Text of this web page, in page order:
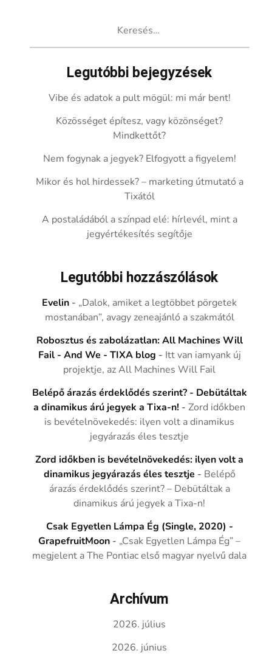
Legutóbbi bejegyzések
Vibe és adatok a pult mögül: mi már bent!
Közösséget építesz, vagy közönséget?
Mindkettőt?
Nem fogynak a jegyek? Elfogyott a figyelem!
Mikor és hol hirdessek? – marketing útmutató a
Tixától
A postaládából a színpad elé: hírlevél, mint a
jegyértékesítés segítője
Legutóbbi hozzászólások
Evelin - „Dalok, amiket a legtöbbet pörgetek
mostanában”, avagy zeneajánló a szakmától
Robosztus és zabolázatlan: All Machines Will
Fail - And We - TIXA blog - Itt van iamyank új
projektje, az All Machines Will Fail
Belépő árazás érdeklődés szerint? - Debütáltak
a dinamikus árú jegyek a Tixa-n! -Zord időkben
is bevételnövekedés: ilyen volt a dinamikus
jegyárazás éles tesztje
Zord időkben is bevételnövekedés: ilyen volt a
dinamikus jegyárazás éles tesztje - Belépő
árazás érdeklődés szerint? – Debütáltak a
dinamikus árú jegyek a Tixa-n!
Csak Egyetlen Lámpa Ég (Single, 2020) -
GrapefruitMoon - „Csak Egyetlen Lámpa Ég” –
megjelent a The Pontiac első magyar nyelvű dala
Archívum
2026. július
2026. június